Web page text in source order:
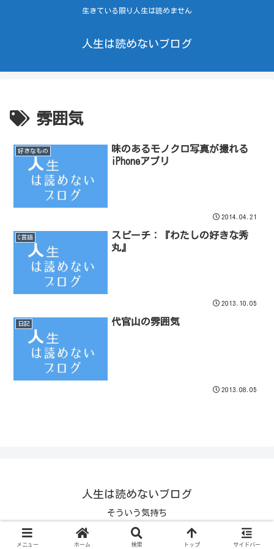
生きている限り人生は読めません
人生は読めないブログ
雰囲気
好きなもの
味のあるモノクロ写真が撮れる
iPhoneアプリ
2014.04.21
C言語
スピーチ：『わたしの好きな秀
丸』
2013.10.05
日記 代官山の雰囲気
2013.08.05
人生は読めないブログ
そういう気持ち
© 1970 人生は読めないブログ.
メニュー ホーム 検索 トップ サイドバー